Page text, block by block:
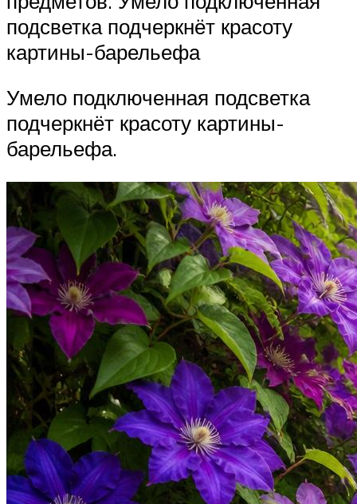
подсветка подчеркнёт красоту
картины-барельефа
Умело подключенная подсветка
подчеркнёт красоту картины-
барельефа.